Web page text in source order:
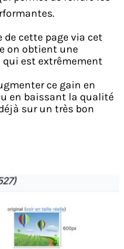
cette page via cet
on obtient une
qui est extrêmement
ce gain en
en baissant la qualité
sur un très bon